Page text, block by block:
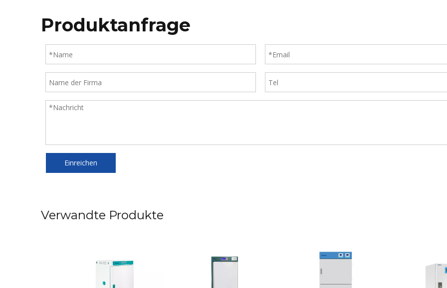
Produktanfrage
Einreichen
Verwandte Produkte